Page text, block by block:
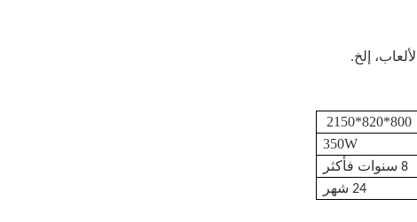
إلخ.
800*820*2150
350W
8 سنوات فأكثر
24 شهر